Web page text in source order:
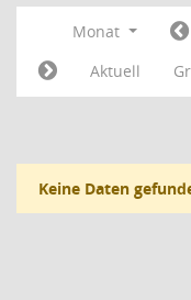
Monat
Aktuell
Keine Daten